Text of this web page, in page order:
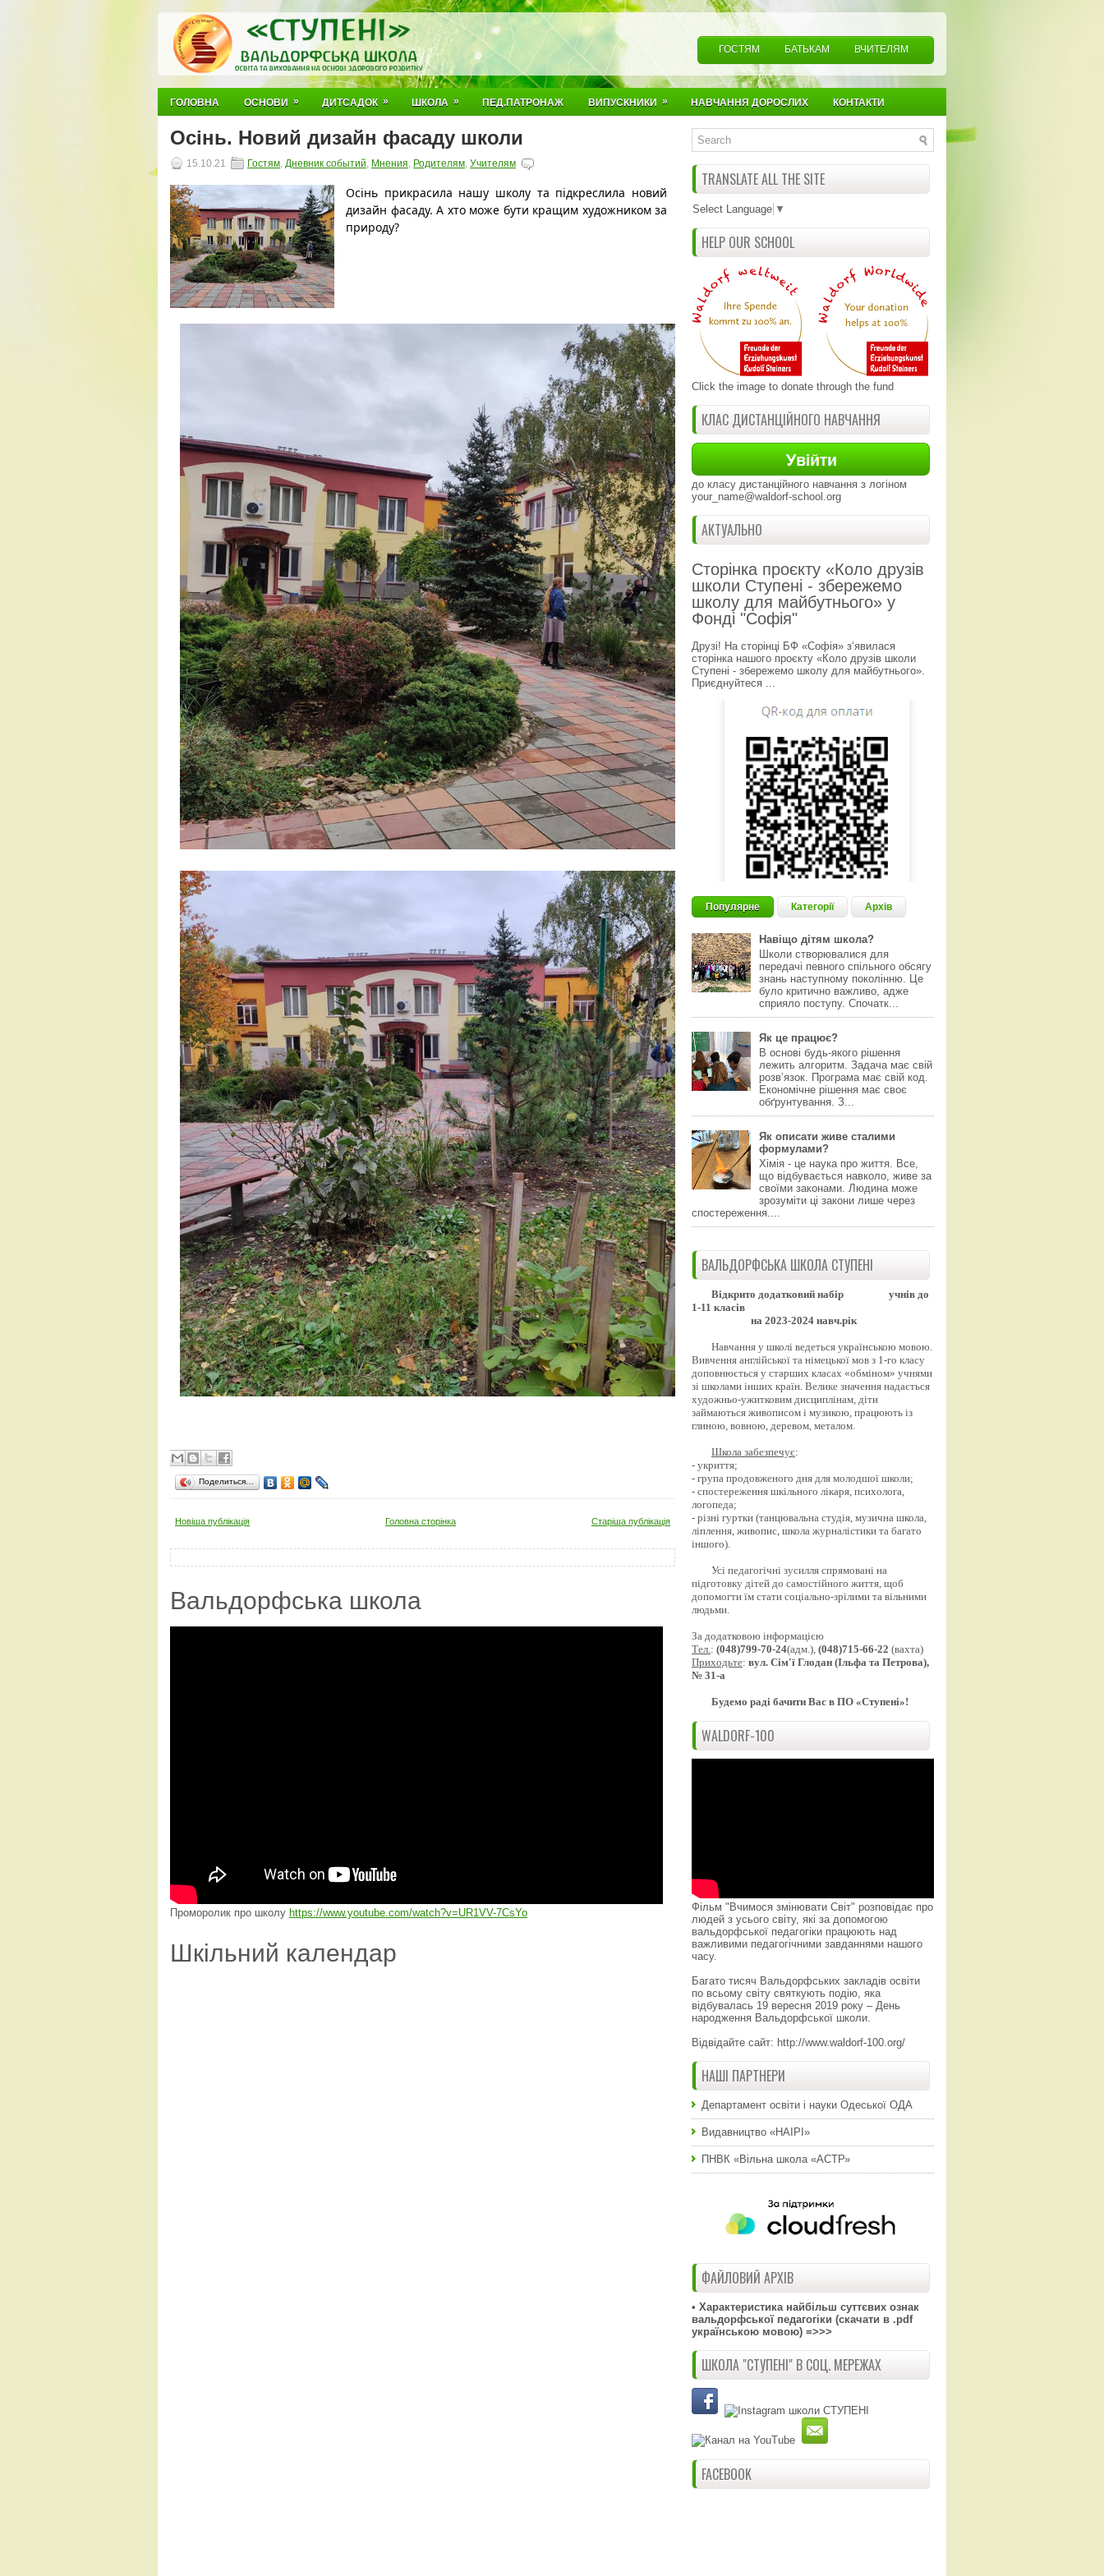
ГОСТЯМ БАТЬКАМ ВЧИТЕЛЯМ
ГОЛОВНА ОСНОВИ » ДИТСАДОК » ШКОЛА » ПЕД.ПАТРОНАЖ ВИПУСКНИКИ » НАВЧАННЯ ДОРОСЛИХ КОНТАКТИ
Осінь. Новий дизайн фасаду школи
15.10.21 Гостям, Дневник событий, Мнения, Родителям, Учителям
Осінь прикрасила нашу школу та підкреслила новий
дизайн фасаду. А хто може бути кращим художником за
природу?
Поделиться…
Новіша публікація Старіша публікація
Головна сторінка
Вальдорфська школа
Проморолик про школу https://www.youtube.com/watch?v=UR1VV-7CsYo
Шкільний календар
TRANSLATE ALL THE SITE
Select Language ▼
HELP OUR SCHOOL
Click the image to donate through the fund
КЛАС ДИСТАНЦІЙНОГО НАВЧАННЯ
до класу дистанційного навчання з логіном
your_name@waldorf-school.org
АКТУАЛЬНО
Сторінка проєкту «Коло друзів
школи Ступені - збережемо
школу для майбутнього» у
Фонді "Софія"
Друзі! На сторінці БФ «Софія» з‘явилася
сторінка нашого проєкту «Коло друзів школи
Ступені - збережемо школу для майбутнього».
Приєднуйтеся ...
Популярне Категорії Архів
Навіщо дітям школа?
Школи створювалися для
передачі певного спільного обсягу
знань наступному поколінню. Це
було критично важливо, адже
сприяло поступу. Спочатк...
Як це працює?
В основі будь-якого рішення
лежить алгоритм. Задача має свій
розвʼязок. Програма має свій код.
Економічне рішення має своє
обґрунтування. З...
Як описати живе сталими
формулами?
Хімія - це наука про життя. Все,
що відбувається навколо, живе за
своїми законами. Людина може
зрозуміти ці закони лише через
спостереження....
ВАЛЬДОРФСЬКА ШКОЛА СТУПЕНІ
Відкрито додатковий набір
учнів до
1-11 класів
на 2023-2024 навч.рік
Навчання у школі ведеться українською мовою.
Вивчення англійської та німецької мов з 1-го класу
доповнюється у старших класах «обміном» учнями
зі школами інших країн. Велике значення надається
художньо-ужитковим дисциплінам, діти
займаються живописом і музикою, працюють із
глиною, вовною, деревом, металом.
Школа забезпечує:
- укриття;
- група продовженого дня для молодшої школи;
- спостереження шкільного лікаря, психолога,
логопеда;
- різні гуртки (танцювальна студія, музична школа,
ліплення, живопис, школа журналістики та багато
іншого).
Усі педагогічні зусилля спрямовані на
підготовку дітей до самостійного життя, щоб
допомогти їм стати соціально-зрілими та вільними
людьми.
За додатковою інформацією
Тел. : (048)799-70-24(адм.), (048)715-66-22 (вахта)
Приходьте: вул. Сім'ї Глодан (Ільфа та Петрова),
№ 31-а
Будемо раді бачити Вас в ПО «Ступені»!
WALDORF-100
Фільм "Вчимося змінювати Світ" розповідає про
людей з усього світу, які за допомогою
вальдорфської педагогіки працюють над
важливими педагогічними завданнями нашого
часу.
Багато тисяч Вальдорфських закладів освіти
по всьому світу святкують подію, яка
відбувалась 19 вересня 2019 року – День
народження Вальдорфської школи.
Відвідайте сайт: http://www.waldorf-100.org/
НАШІ ПАРТНЕРИ
Департамент освіти і науки Одеської ОДА
Видавництво «НАІРІ»
ПНВК «Вільна школа «АСТР»
ФАЙЛОВИЙ АРХІВ
• Характеристика найбільш суттєвих ознак
вальдорфської педагогіки (скачати в .pdf
українською мовою) =>>>
ШКОЛА "СТУПЕНІ" В СОЦ. МЕРЕЖАХ
FACEBOOK